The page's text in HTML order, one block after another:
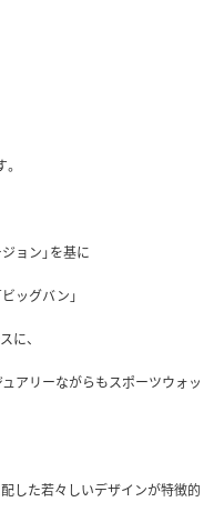
ョン」を基に
ッグバン」
に、
アリーながらもスポーツウォッ
した若々しいデザインが特徴的